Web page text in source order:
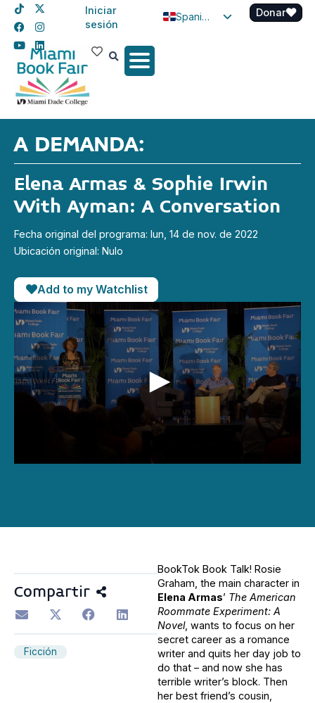
Iniciar
sesión
Spanish
Donar
A DEMANDA:
Elena Armas & Sophie Irwin
With Ayman: A Conversation
Fecha original del programa: lun, 14 de nov. de 2022
Ubicación original: Nulo
Add to my Watchlist
4
Compartir
Ficción
BookTok Book Talk! Rosie
Graham, the main character in
Elena Armas’ The American
Roommate Experiment: A
Novel, wants to focus on her
secret career as a romance
writer and quits her day job to
do that – and now she has
terrible writer’s block. Then
her best friend’s cousin,